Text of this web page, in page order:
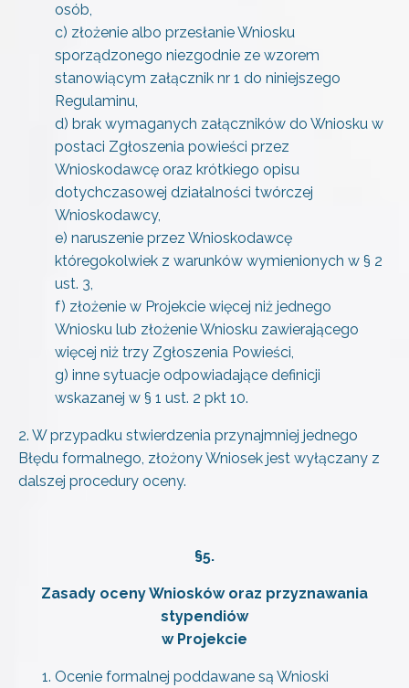
osób,
c) złożenie albo przesłanie Wniosku
sporządzonego niezgodnie ze wzorem
stanowiącym załącznik nr 1 do niniejszego
Regulaminu,
d) brak wymaganych załączników do Wniosku w
postaci Zgłoszenia powieści przez
Wnioskodawcę oraz krótkiego opisu
dotychczasowej działalności twórczej
Wnioskodawcy,
e) naruszenie przez Wnioskodawcę
któregokolwiek z warunków wymienionych w § 2
ust. 3,
f) złożenie w Projekcie więcej niż jednego
Wniosku lub złożenie Wniosku zawierającego
więcej niż trzy Zgłoszenia Powieści,
g) inne sytuacje odpowiadające definicji
wskazanej w § 1 ust. 2 pkt 10.
2. W przypadku stwierdzenia przynajmniej jednego
Błędu formalnego, złożony Wniosek jest wyłączany z
dalszej procedury oceny.
§5.
Zasady oceny Wniosków oraz przyznawania
stypendiów
w Projekcie
Ocenie formalnej poddawane są Wnioski